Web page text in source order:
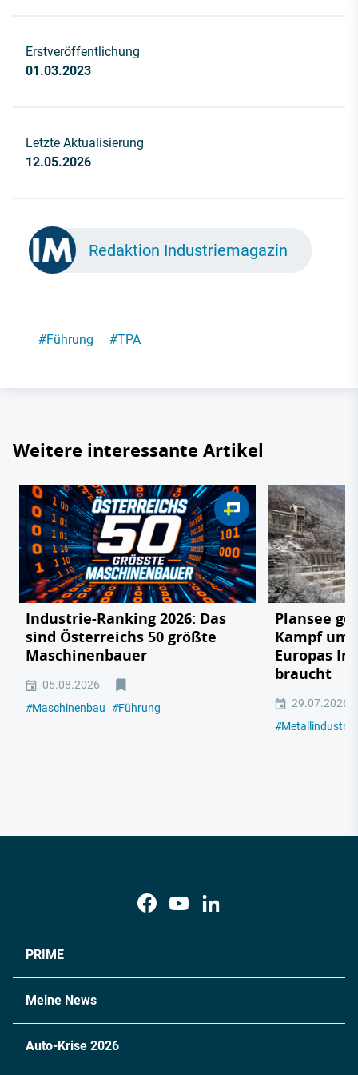
Erstveröffentlichung
01.03.2023
Letzte Aktualisierung
12.05.2026
Redaktion Industriemagazin
#Führung #TPA
Weitere interessante Artikel
Industrie-Ranking 2026: Das
sind Österreichs 50 größte
Maschinenbauer
05.08.2026
#Maschinenbau #Führung
Plansee
Kampf um
Europas
braucht
29.07.2026
#Metallindustrie
PRIME
Meine News
Auto-Krise 2026